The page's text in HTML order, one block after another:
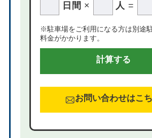
日間 × 人=
※駐車場をご利用になる方は別途
料金がかかります。
計算する
お問い合わせはこ